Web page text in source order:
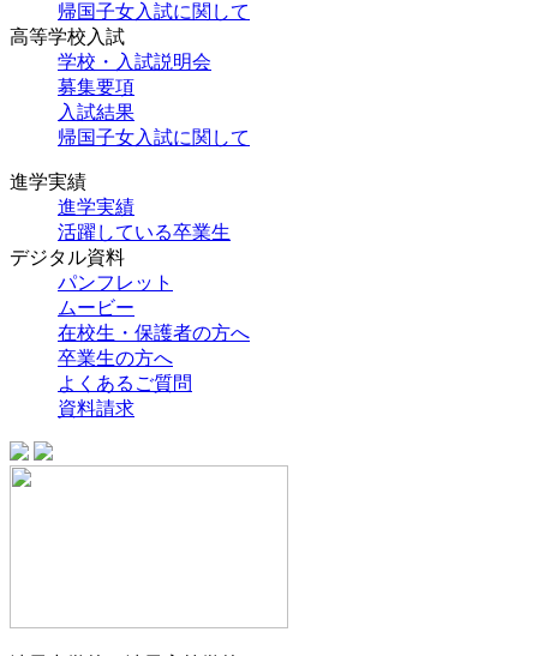
帰国子女入試に関して
高等学校入試
学校・入試説明会
募集要項
入試結果
帰国子女入試に関して
進学実績
進学実績
活躍している卒業生
デジタル資料
パンフレット
ムービー
在校生・保護者の方へ
卒業生の方へ
よくあるご質問
資料請求